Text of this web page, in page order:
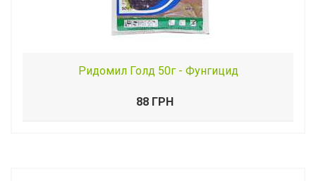
Ридомил Голд 50г - Фунгицид
88 ГРН